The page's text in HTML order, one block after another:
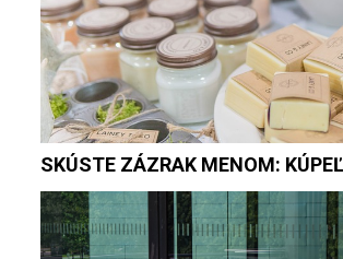
SKÚSTE ZÁZRAK MENOM: